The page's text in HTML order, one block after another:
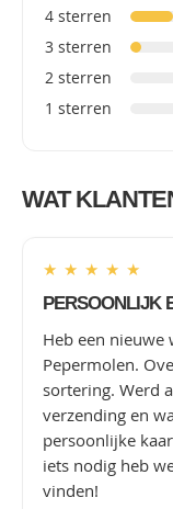
4 sterren
3 sterren
2 sterren
1 sterren
WAT
★ ★ ★ ★ ★
PERSOONLIJK
Heb een nieuwe
Pepermolen.
sortering. Werd
verzending en
persoonlijke
iets nodig heb
vinden!